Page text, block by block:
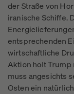
der Straße von
iranische Schiffe.
entsprechenden
wirtschaftliche
Aktion holt Trump
muss angesichts
Osten ein